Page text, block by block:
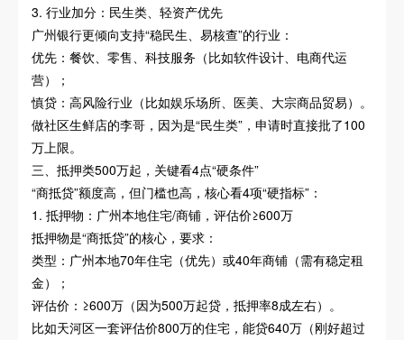
3. 行业加分：民生类、轻资产优先
广州银行更倾向支持“稳民生、易核查”的行业：
优先：餐饮、零售、科技服务（比如软件设计、电商代运
营）；
慎贷：高风险行业（比如娱乐场所、医美、大宗商品贸易）。
做社区生鲜店的李哥，因为是“民生类”，申请时直接批了100
万上限。
三、抵押类500万起，关键看4点“硬条件”
“商抵贷”额度高，但门槛也高，核心看4项“硬指标”：
1. 抵押物：广州本地住宅/商铺，评估价≥600万
抵押物是“商抵贷”的核心，要求：
类型：广州本地70年住宅（优先）或40年商铺（需有稳定租
金）；
评估价：≥600万（因为500万起贷，抵押率8成左右）。
比如天河区一套评估价800万的住宅，能贷640万（刚好超过